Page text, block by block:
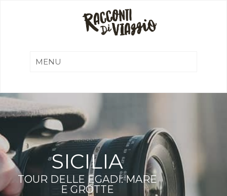
SICILIA
TOUR DELLE EGADI: MARE
E GROTTE